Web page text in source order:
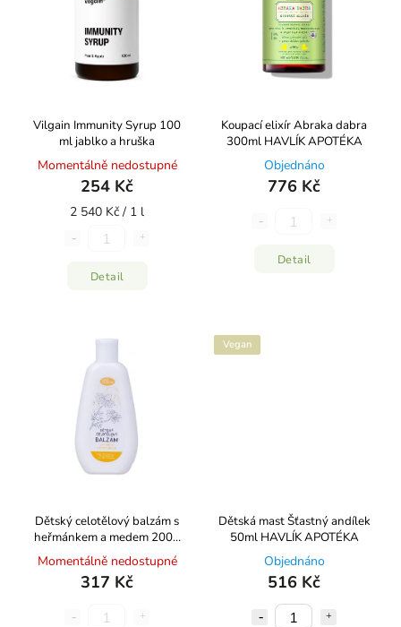
Vilgain Immunity Syrup 100
ml jablko a hruška
Momentálně nedostupné
254 Kč
2 540 Kč / 1 l
Detail
Koupací elixír Abraka dabra
300ml HAVLÍK APOTÉKA
Objednáno
776 Kč
Detail
Dětský celotělový balzám s
heřmánkem a medem 200g
PLEVA
Momentálně nedostupné
317 Kč
Vegan
Dětská mast Šťastný andílek
50ml HAVLÍK APOTÉKA
Objednáno
516 Kč